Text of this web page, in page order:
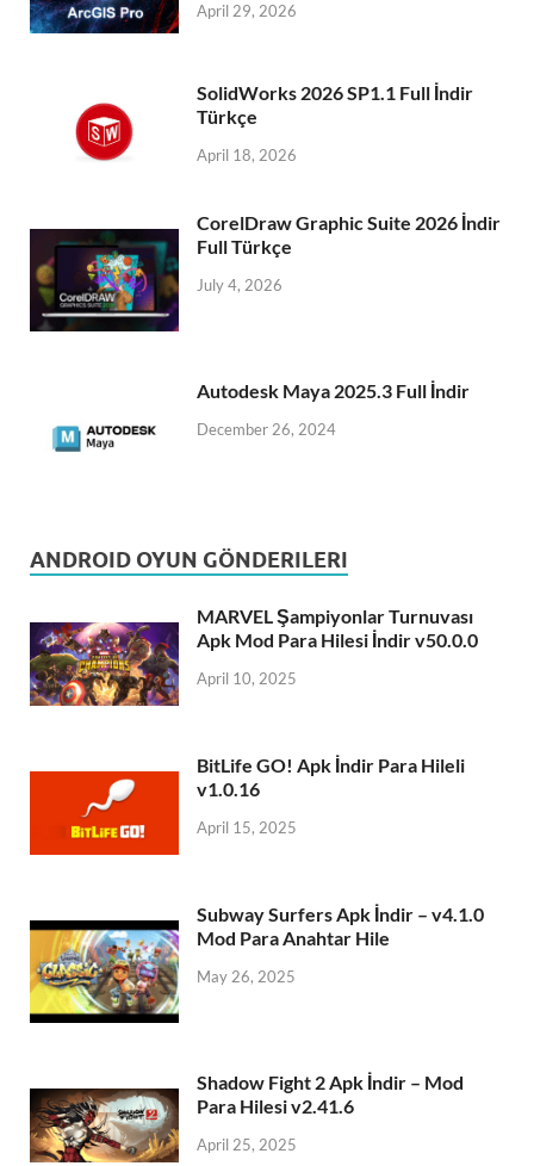
April 29, 2026
SolidWorks 2026 SP1.1 Full İndir
Türkçe
April 18, 2026
CorelDraw Graphic Suite 2026 İndir
Full Türkçe
July 4, 2026
Autodesk Maya 2025.3 Full İndir
December 26, 2024
ANDROID OYUN GÖNDERILERI
MARVEL Şampiyonlar Turnuvası
Apk Mod Para Hilesi İndir v50.0.0
April 10, 2025
BitLife GO! Apk İndir Para Hileli
v1.0.16
April 15, 2025
Subway Surfers Apk İndir – v4.1.0
Mod Para Anahtar Hile
May 26, 2025
Shadow Fight 2 Apk İndir – Mod
Para Hilesi v2.41.6
April 25, 2025